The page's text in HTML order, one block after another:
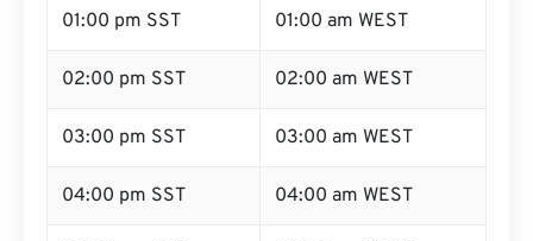
01:00 pm SST 01:00 am WEST
02:00 pm SST 02:00 am WEST
03:00 pm SST 03:00 am WEST
04:00 pm SST 04:00 am WEST